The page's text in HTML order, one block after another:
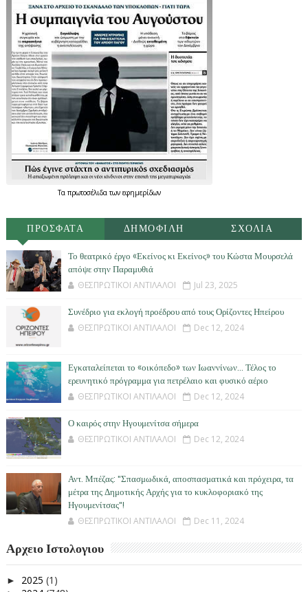
Τα πρωτοσέλιδατων εφημερίδων
ΠΡΟΣΦΑΤΑ ΔΗΜΟΦΙΛΗ ΣΧΟΛΙΑ
Το θεατρικό έργο «Εκείνος κι Εκείνος» του Κώστα Μουρσελά
απόψε στην Παραμυθιά
ΘΕΣΠΡΩΤΙΚΟΙ ΑΝΤΙΛΑΛΟΙ Jul 23, 2025
Συνέδριο για εκλογή προέδρου από τους Ορίζοντες Ηπείρου
ΘΕΣΠΡΩΤΙΚΟΙ ΑΝΤΙΛΑΛΟΙ Dec 12, 2024
Εγκαταλείπεται το «οικόπεδο» των Ιωαννίνων… Τέλος το
ερευνητικό πρόγραμμα για πετρέλαιο και φυσικό αέριο
ΘΕΣΠΡΩΤΙΚΟΙ ΑΝΤΙΛΑΛΟΙ Dec 12, 2024
Ο καιρός στην Ηγουμενίτσα σήμερα
ΘΕΣΠΡΩΤΙΚΟΙ ΑΝΤΙΛΑΛΟΙ Dec 12, 2024
Αντ. Μπέζας: "Σπασμωδικά, αποσπασματικά και πρόχειρα, τα
μέτρα της Δημοτικής Αρχής για το κυκλοφοριακό της
Ηγουμενίτσας"!
ΘΕΣΠΡΩΤΙΚΟΙ ΑΝΤΙΛΑΛΟΙ Dec 11, 2024
Αρχειο Ιστολογιου
► 2025 (1)